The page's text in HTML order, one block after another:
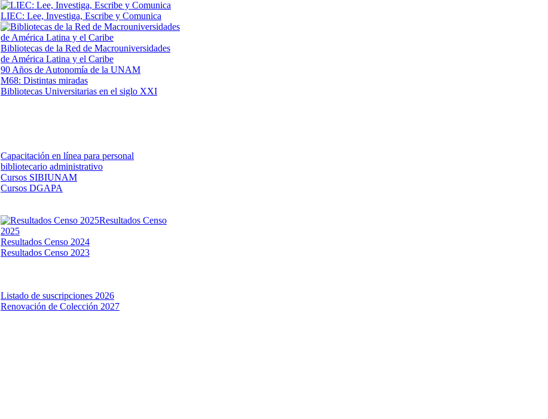
LIEC: Lee, Investiga, Escribe y Comunica
Bibliotecas de la Red de Macrouniversidades
de América Latina y el Caribe
90 Años de Autonomía de la UNAM
M68: Distintas miradas
Bibliotecas Universitarias en el siglo XXI
Capacitación en línea para personal
bibliotecario administrativo
Cursos SIBIUNAM
Cursos DGAPA
Resultados Censo
2025
Resultados Censo 2024
Resultados Censo 2023
Listado de suscripciones 2026
Renovación de Colección 2027